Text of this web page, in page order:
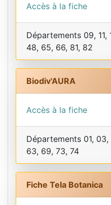
Accès à la fiche
Départements 09, 11,
48, 65, 66, 81, 82
Biodiv'AURA
Accès à la fiche
Départements 01,
63, 69, 73, 74
Fiche Tela Botanica